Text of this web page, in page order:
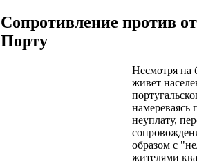
Сопротивление против
Порту
Несмотря на
живет
намереваясь
неуплату,
образом с
жителями